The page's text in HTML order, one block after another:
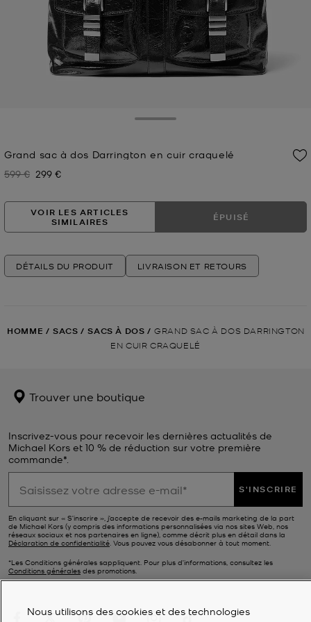
Grand sac à dos Darrington en cuir craquelé
Prix initial
599 € Prix actuel
299 €
VOIR LES ARTICLES
SIMILAIRES
ÉPUISÉ
DÉTAILS DU PRODUIT LIVRAISON ET RETOURS
HOMME / SACS / SACS À DOS / GRAND SAC À DOS DARRINGTON
EN CUIR CRAQUELÉ
Trouver une boutique
Inscrivez-vous pour recevoir les dernières actualités de
Michael Kors et 10 % de réduction sur votre première
commande*.
S'INSCRIRE
En cliquant sur « S’inscrire », j’accepte de recevoir des e-mails marketing de la part
de Michael Kors (y compris des informations personnalisées via nos sites Web, nos
réseaux sociaux et nos partenaires en ligne), comme décrit plus en détail dans la
Déclaration de confidentialité. Vous pouvez vous désabonner à tout moment.
*Les Conditions générales sappliquent. Pour plus d’informations, consultez les
Conditions générales des promotions.
Nous utilisons des cookies et des technologies